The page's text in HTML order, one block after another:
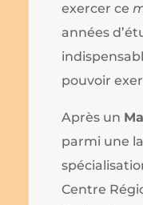
exercer ce
années
pouvoir
Après un
parmi une
Centre